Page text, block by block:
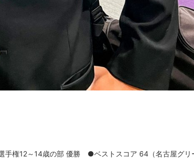
手権12～14歳の部 優勝 ●ベストスコア 64（名古屋グリ